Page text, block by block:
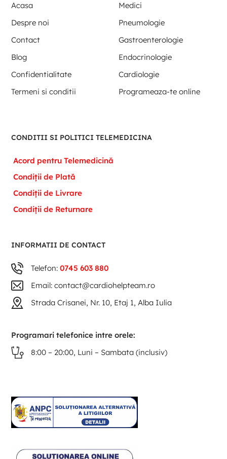
Acasa
Medici
Despre noi
Pneumologie
Contact
Gastroenterologie
Blog
Endocrinologie
Confidentialitate
Cardiologie
Termeni si conditii
Programeaza-te online
CONDITII SI POLITICI TELEMEDICINA
Acord pentru Telemedicină
Condiții de Plată
Condiții de Livrare
Condiții de Returnare
INFORMATII DE CONTACT
Telefon:0745 603 880
Email: contact@cardiohelpteam.ro
Strada Crisanei, Nr. 10, Etaj 1, Alba Iulia
Programari telefonice intre orele:
8:00 – 20:00, Luni – Sambata (inclusiv)